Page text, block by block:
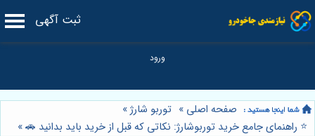
ثبت آگهی
صفحه اصلی » توربو شارژ»
⭐️ راهنمای جامع خرید توربوشارژ: نکاتی که قبل از خرید باید بدانید 🚗»